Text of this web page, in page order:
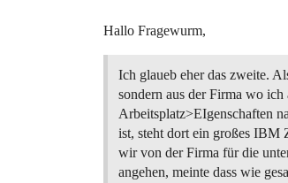
Hallo Fragewurm,
Ich glaueb eher das zweite.
sondern aus der Firma wo
Arbeitsplatz>EIgenschaften
ist, steht dort ein großes IBM
wir von der Firma für die
angehen, meinte dass wie